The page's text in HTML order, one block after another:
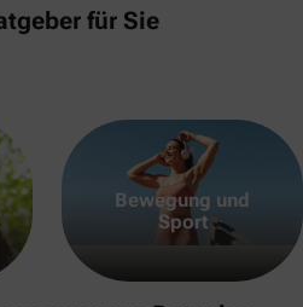
für Sie
Bewegung und
Sport